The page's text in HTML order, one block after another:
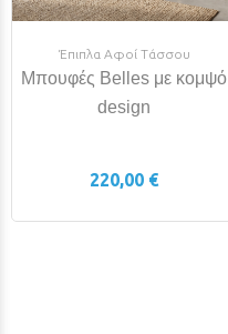
Έπιπλα Αφοί Τάσσου
Μπουφές Belles με κομψό
design
220,00 €